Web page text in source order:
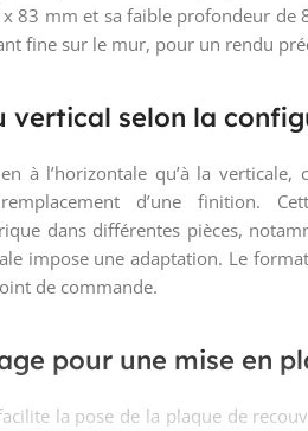
83 mm et sa faible profondeur de
fine sur le mur, pour un rendu
vertical selon la
à l’horizontale qu’à la verticale,
d’une finition.
dans différentes pièces,
impose une adaptation. Le
de commande.
pour une mise en
la pose de la plaque de